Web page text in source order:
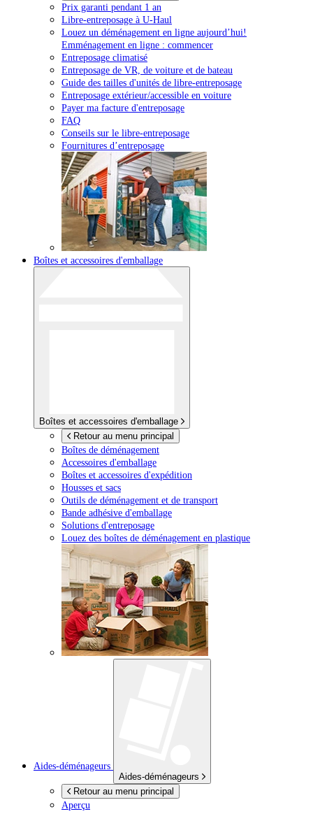
Prix garanti pendant 1 an
Libre-entreposage à U-Haul
Louez un déménagement en ligne aujourd’hui!
Emménagement en ligne : commencer
Entreposage climatisé
Entreposage de VR, de voiture et de bateau
Guide des tailles d'unités de libre-entreposage
Entreposage extérieur/accessible en voiture
Payer ma facture d'entreposage
FAQ
Conseils sur le libre-entreposage
Fournitures d’entreposage
Boîtes et accessoires d'emballage
Boîtes et accessoires d'emballage
Retour au menu principal
Boîtes de déménagement
Accessoires d'emballage
Boîtes et accessoires d'expédition
Housses et sacs
Outils de déménagement et de transport
Bande adhésive d'emballage
Solutions d'entreposage
Louez des boîtes de déménagement en plastique
Aides-déménageurs
Aides-déménageurs
Retour au menu principal
Aperçu